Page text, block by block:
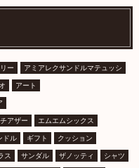
ー アミアレクサンドルマテュッシ
アート
アザー エムエムシックス
ドル ギフト クッション
ス サンダル ザノッティ シャツ